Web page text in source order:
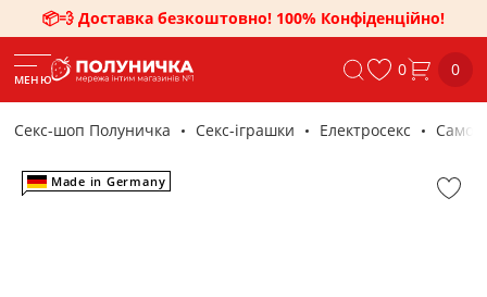
📦💨 Доставка безкоштовно! 100% Конфіденційно!
МЕНЮ 0 0
Секс-шоп Полуничка Секс-iграшки Електросекс
Made in Germany